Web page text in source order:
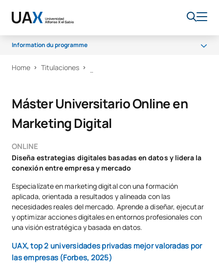
Information du programme
Programme
Claustre
Bourses et aides financières
Home Titulaciones
Máster Universitario Online en
Marketing Digital
ONLINE
Diseña estrategias digitales basadas en datos y lidera la
conexión entre empresa y mercado
Especialízate en marketing digital con una formación
aplicada, orientada a resultados y alineada con las
necesidades reales del mercado. Aprende a diseñar, ejecutar
y optimizar acciones digitales en entornos profesionales con
una visión estratégica y basada en datos.
UAX, top 2 universidades privadas mejor valoradas por
las empresas (Forbes, 2025)